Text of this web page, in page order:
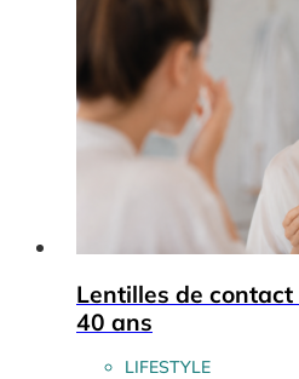
Lentilles de
40 ans
LIFESTYLE